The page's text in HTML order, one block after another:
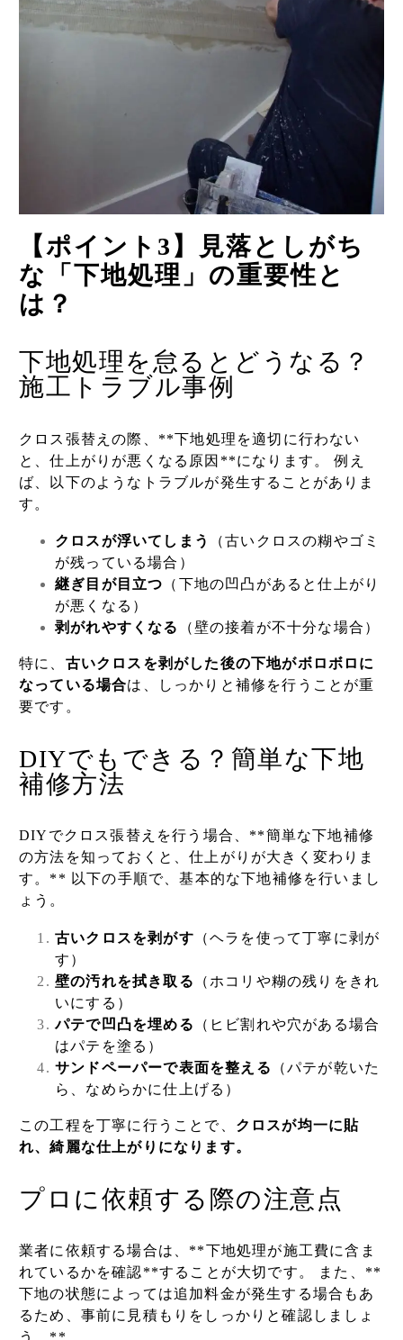
【ポイント3】見落としがち
な「下地処理」の重要性と
は？
下地処理を怠るとどうなる？
施工トラブル事例
クロス張替えの際、**下地処理を適切に行わない
と、仕上がりが悪くなる原因**になります。 例え
ば、以下のようなトラブルが発生することがありま
す。
クロスが浮いてしまう
（古いクロスの糊やゴミ
が残っている場合）
継ぎ目が目立つ （下地の凹凸があると仕上がり
が悪くなる）
剥がれやすくなる
（壁の接着が不十分な場合）
特に、 古いクロスを剥がした後の下地がボロボロに
なっている場合は、しっかりと補修を行うことが重
要です。
DIYでもできる？簡単な下地
補修方法
DIYでクロス張替えを行う場合、**簡単な下地補修
の方法を知っておくと、仕上がりが大きく変わりま
す。** 以下の手順で、基本的な下地補修を行いまし
ょう。
古いクロスを剥がす （ヘラを使って丁寧に剥が
す）
壁の汚れを拭き取る
（ホコリや糊の残りをきれ
いにする）
パテで凹凸を埋める
（ヒビ割れや穴がある場合
はパテを塗る）
サンドペーパーで表面を整える
（パテが乾いた
ら、なめらかに仕上げる）
この工程を丁寧に行うことで、 クロスが均一に貼
れ、綺麗な仕上がりになります。
プロに依頼する際の注意点
業者に依頼する場合は、**下地処理が施工費に含ま
れているかを確認**することが大切です。 また、**
下地の状態によっては追加料金が発生する場合もあ
るため、事前に見積もりをしっかりと確認しましょ